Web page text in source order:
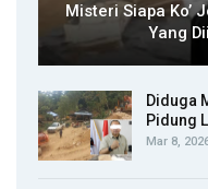
Misteri Siapa Ko’
Yang
Diduga
Pidung
Mar 8,